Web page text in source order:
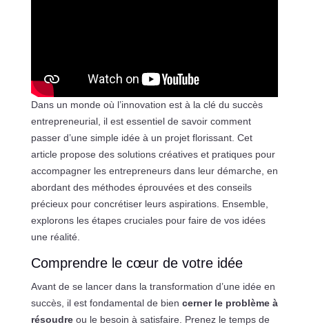
Dans un monde où l’innovation est à la clé du succès
entrepreneurial, il est essentiel de savoir comment
passer d’une simple idée à un projet florissant. Cet
article propose des solutions créatives et pratiques pour
accompagner les entrepreneurs dans leur démarche, en
abordant des méthodes éprouvées et des conseils
précieux pour concrétiser leurs aspirations. Ensemble,
explorons les étapes cruciales pour faire de vos idées
une réalité.
Comprendre le cœur de votre idée
Avant de se lancer dans la transformation d’une idée en
succès, il est fondamental de bien cerner le problème à
résoudreou le besoin à satisfaire. Prenez le temps de